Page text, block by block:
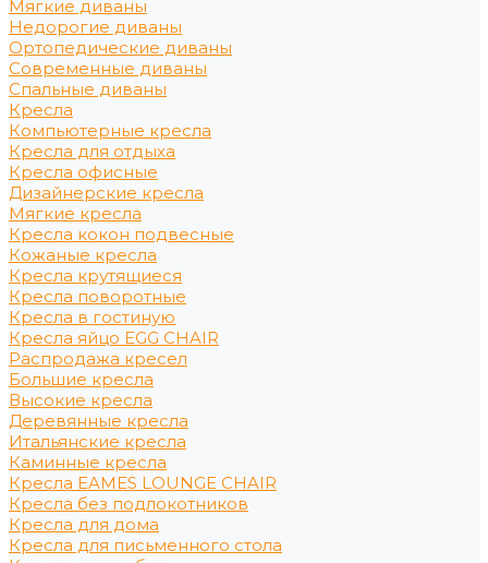
Мягкие диваны
Недорогие диваны
Ортопедические диваны
Современные диваны
Спальные диваны
Кресла
Компьютерные кресла
Кресла для отдыха
Кресла офисные
Дизайнерские кресла
Мягкие кресла
Кресла кокон подвесные
Кожаные кресла
Кресла крутящиеся
Кресла поворотные
Кресла в гостиную
Кресла яйцо EGG CHAIR
Распродажа кресел
Большие кресла
Высокие кресла
Деревянные кресла
Итальянские кресла
Каминные кресла
Кресла EAMES LOUNGE CHAIR
Кресла без подлокотников
Кресла для дома
Кресла для письменного стола